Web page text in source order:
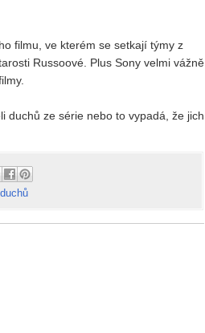
filmu, ve kterém se setkají týmy z
Russoové. Plus Sony velmi vážně
duchů ze série nebo to vypadá, že jich